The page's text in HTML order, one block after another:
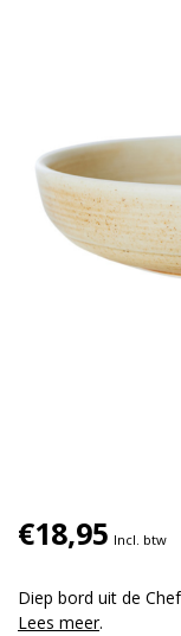
€18,95 Incl. btw
Diep bord uit de
Lees meer.